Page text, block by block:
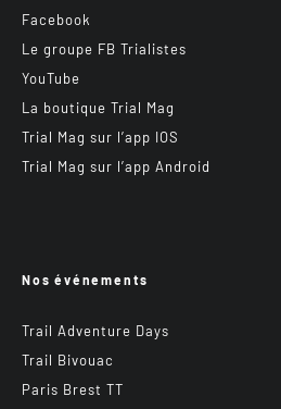
Facebook
Le groupe FB Trialistes
YouTube
La boutique Trial Mag
Trial Mag sur l’app IOS
Trial Mag sur l’app Android
Nos événements
Trail Adventure Days
Trail Bivouac
Paris Brest TT